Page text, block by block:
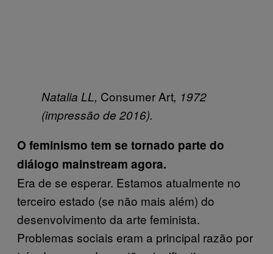
Natalia LL, Consumer Art, 1972
(impressão de 2016).
O feminismo tem se tornado parte do
diálogo mainstream agora.
Era de se esperar. Estamos atualmente no
terceiro estado (se não mais além) do
desenvolvimento da arte feminista.
Problemas sociais eram a principal razão por